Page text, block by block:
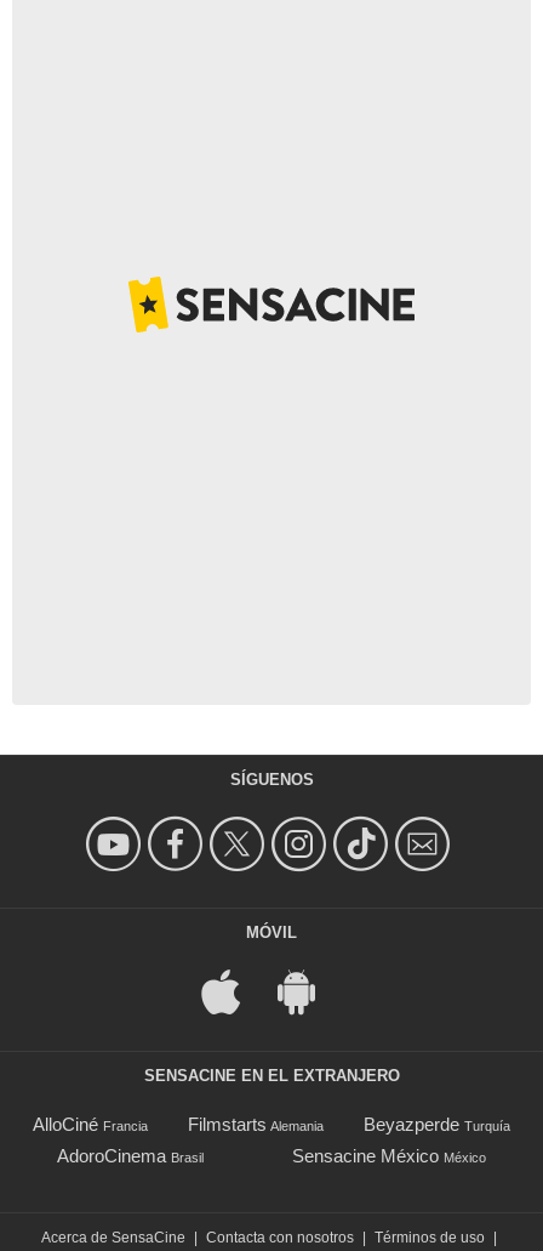
SÍGUENOS
MÓVIL
SENSACINE EN EL EXTRANJERO
AlloCiné Francia Filmstarts Alemania Beyazperde Turquía
AdoroCinema Brasil Sensacine México México
Acerca de SensaCine | Contacta con nosotros | Términos de uso |